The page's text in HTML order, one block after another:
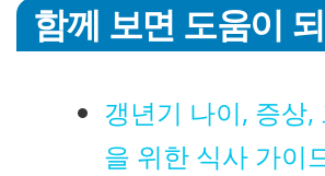
함께 보면 도움이
갱년기 나이, 증상,
을 위한 식사 가이